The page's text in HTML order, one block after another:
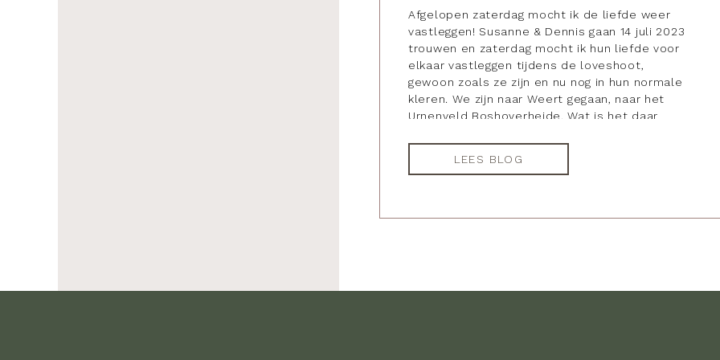
Afgelopen zaterdag mocht ik de liefde weer
vastleggen! Susanne & Dennis gaan 14 juli 2023
trouwen en zaterdag mocht ik hun liefde voor
elkaar vastleggen tijdens de loveshoot,
gewoon zoals ze zijn en nu nog in hun normale
kleren. We zijn naar Weert gegaan, naar het
Urnenveld Boshoverheide. Wat is het daar
LEES BLOG